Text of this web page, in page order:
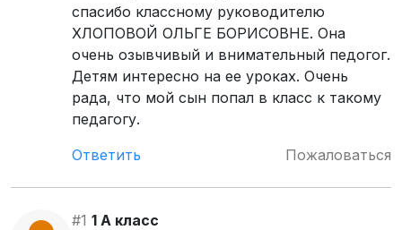
спасибо классному руководителю
ХЛОПОВОЙ ОЛЬГЕ БОРИСОВНЕ. Она
очень озывчивый и внимательный педогог.
Детям интересно на ее уроках. Очень
рада, что мой сын попал в класс к такому
педагогу.
Ответить
Пожаловаться
#1 1 А класс